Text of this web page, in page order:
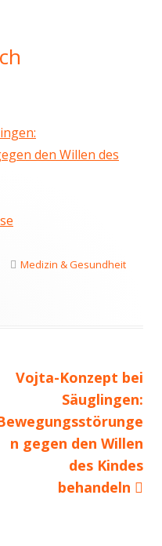
den Willen des
Kategorien
Medizin & Gesundheit
Nächster
Beitrag
Vojta-Konzept bei
Säuglingen:
n gegen den Willen
des Kindes
behandeln